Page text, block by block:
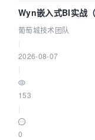
Wyn嵌入式BI实战
数联动全闭环
葡萄城技术团队
2026-08-07
153
0